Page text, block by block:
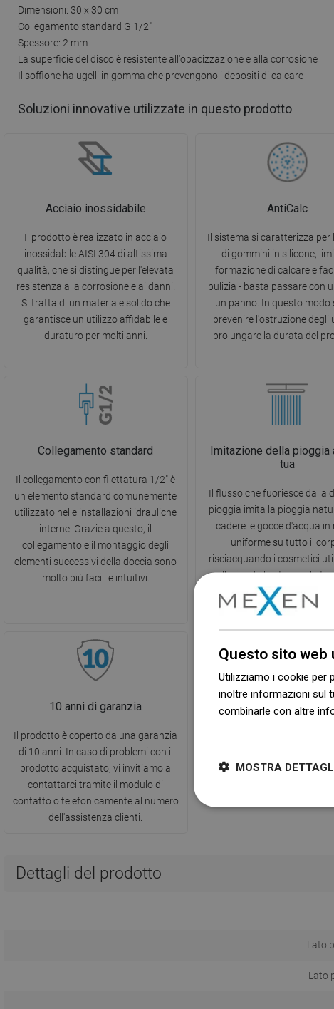
Dimensioni: 30 x 30 cm
Collegamento standard G 1/2"
Spessore: 2 mm
La superficie del disco è resistente all'opacizzazione e alla corrosione
Il soffione ha ugelli in gomma che prevengono i depositi di calcare
Soluzioni innovative utilizzate in questo prodotto
Acciaio inossidabile
Il prodotto è realizzato in acciaio
inossidabile AISI 304 di altissima
qualità, che si distingue per l'elevata
resistenza alla corrosione e ai danni.
Si tratta di un materiale solido che
garantisce un utilizzo affidabile e
duraturo per molti anni.
AntiCalc
Il sistema si caratterizza per
di gommini in silicone,
formazione di calcare e
pulizia - basta passare con
un panno. In questo modo
prevenire l'ostruzione degli
prolungare la durata del
Collegamento standard
Il collegamento con filettatura 1/2" è
un elemento standard comunemente
utilizzato nelle installazioni idrauliche
interne. Grazie a questo, il
collegamento e il montaggio degli
elementi successivi della doccia sono
molto più facili e intuitivi.
Imitazione della pioggia
tua
Il flusso che fuoriesce dalla
pioggia imita la pioggia
cadere le gocce d'acqua in
uniforme su tutto il
risciacquando i cosmetici
alleviando lo stress e la
muscolare. Rilassamento
in armonia con la
10 anni di garanzia
Il prodotto è coperto da una garanzia
di 10 anni. In caso di problemi con il
prodotto acquistato, vi invitiamo a
contattarci tramite il modulo di
contatto o telefonicamente al numero
dell'assistenza clienti.
Dettagli del prodotto
Lato
Lato
Questo sito web
Utilizziamo i cookie per
inoltre informazioni sul
combinarle con altre
MOSTRA